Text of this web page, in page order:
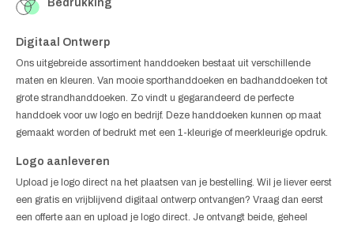
Bedrukking
Digitaal Ontwerp
Ons uitgebreide assortiment handdoeken bestaat uit verschillende
maten en kleuren. Van mooie sporthanddoeken en badhanddoeken tot
grote strandhanddoeken. Zo vindt u gegarandeerd de perfecte
handdoek voor uw logo en bedrijf. Deze handdoeken kunnen op maat
gemaakt worden of bedrukt met een 1-kleurige of meerkleurige opdruk.
Logo aanleveren
Upload je logo direct na het plaatsen van je bestelling. Wil je liever eerst
een gratis en vrijblijvend digitaal ontwerp ontvangen? Vraag dan eerst
een offerte aan en upload je logo direct. Je ontvangt beide, geheel